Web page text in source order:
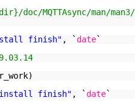
MQTTAsync/man/man3/
finish" , ` date`
finish" , ` date`